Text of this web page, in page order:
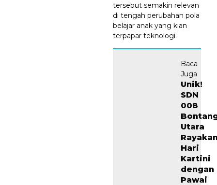
tersebut semakin relevan
di tengah perubahan pola
belajar anak yang kian
terpapar teknologi.
Baca
Juga
Unik!
SDN
008
Utara
Hari
Kartini
dengan
Pawai